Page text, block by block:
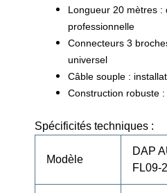
Longueur 20 mètres :
professionnelle
Connecteurs 3
universel
Câble souple :
Construction robuste
Spécificités techniques :
Modèle
DAP
FL09-